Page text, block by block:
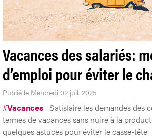
Vacances des salariés:
d’emploi pour éviter le
Publié le Mercredi 02 juil. 2025
#Vacances Satisfaire les demandes des
termes de vacances sans nuire à la
quelques astuces pour éviter le casse-tête.